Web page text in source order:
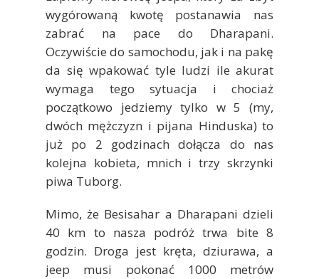
wygórowaną kwotę postanawia nas
zabrać na pace do Dharapani.
Oczywiście do samochodu, jak i na pakę
da się wpakować tyle ludzi ile akurat
wymaga tego sytuacja i chociaż
początkowo jedziemy tylko w 5 (my,
dwóch mężczyzn i pijana Hinduska) to
już po 2 godzinach dołącza do nas
kolejna kobieta, mnich i trzy skrzynki
piwa Tuborg.
Mimo, że Besisahar a Dharapani dzieli
40 km to nasza podróż trwa bite 8
godzin. Droga jest kręta, dziurawa, a
jeep musi pokonać 1000 metrów